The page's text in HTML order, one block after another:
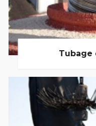
Tubage